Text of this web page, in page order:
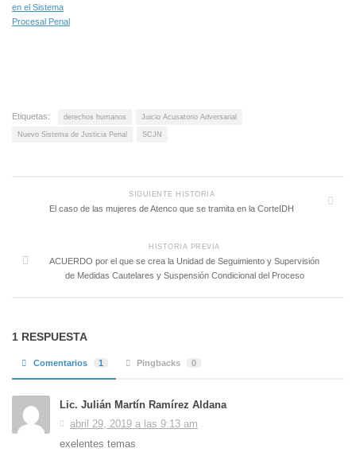
Etiquetas: derechos humanos Juicio Acusatorio Adversarial
Nuevo Sistema de Justicia Penal SCJN
SIGUIENTE HISTORIA
El caso de las mujeres de Atenco que se tramita en la CorteIDH
HISTORIA PREVIA
ACUERDO por el que se crea la Unidad de Seguimiento y Supervisión
de Medidas Cautelares y Suspensión Condicional del Proceso
1 RESPUESTA
Comentarios 1 Pingbacks 0
Lic. Julián Martín Ramírez Aldana
abril 29, 2019 a las 9:13 am
exelentes temas